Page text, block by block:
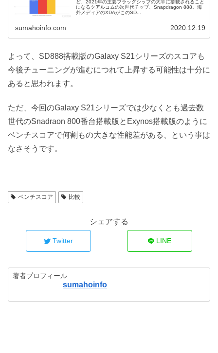
ど、2021年の主要フラッグシップの大半に搭載されること
になるクアルコムの次世代チップ、Snapdragon 888。海
外メディアのXDAがこのSD...
sumahoinfo.com 2020.12.19
よって、SD888搭載版のGalaxy S21シリーズのスコアも
今後チューニングが進むにつれて上昇する可能性は十分に
あると思われます。
ただ、今回のGalaxy S21シリーズでは少なくとも過去数
世代のSnadraon 800番台搭載版とExynos搭載版のように
ベンチスコアで何割もの大きな性能差がある、という事は
なさそうです。
ベンチスコア 比較
シェアする
Twitter LINE
著者プロフィール
sumahoinfo